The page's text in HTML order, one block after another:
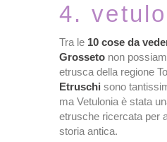
4.
Tra le 10 cose da
Grosseto non
etrusca della regione
Etruschi sono
ma Vetulonia è stata
etrusche ricercata per
storia antica.